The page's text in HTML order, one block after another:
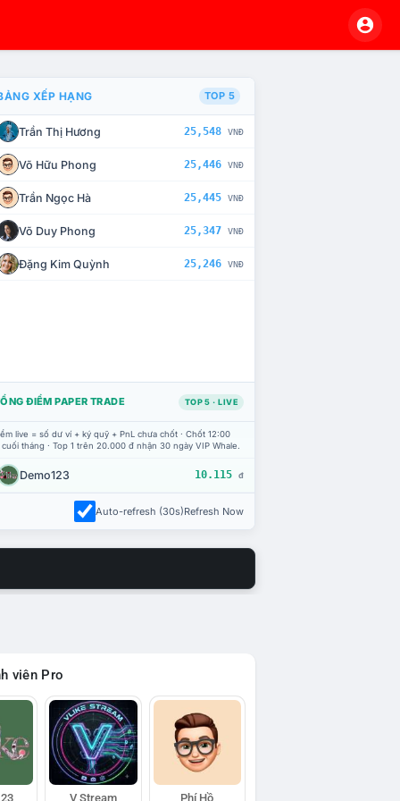
CHẾ TÀI XỬ LÝ VI PHẠM
XẾP HẠNG TOP 5
Trần Thị Hương 25,548 VNĐ
Võ Hữu Phong 25,446 VNĐ
Trần Ngọc Hà 25,445 VNĐ
Võ Duy Phong 25,347 VNĐ
Đặng Kim Quỳnh 25,246 VNĐ
ĐIỂM PAPER TRADE TOP 5 · LIVE
live = số dư ví + ký quỹ + PnL chưa chốt · Chốt 12:00
tháng · Top 1 trên 20.000 đ nhận 30 ngày VIP Whale.
Demo123 10.115 đ
Auto-refresh (30s)Refresh Now
viên Pro
V Stream Phí Hồ